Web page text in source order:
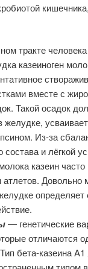
тракте
казеиноген
вместе с
Такой осадок
желудке,
Из-за
состава и лёгкой
казеин часто
атлетов. Довольно
определяет
— генетические
отличаются
бета-казеина A1